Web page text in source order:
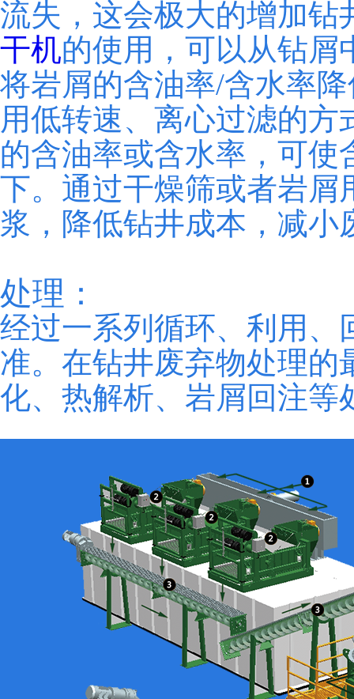
流失，这会极大的增加钻
干机的使用，可以从钻屑
将岩屑的含油率/含水率
用低转速、离心过滤的
的含油率或含水率，可使
下。通过干燥筛或者岩屑
浆，降低钻井成本，减小
处理：
经过一系列循环、利用、
准。在钻井废弃物处理的
化、热解析、岩屑回注等